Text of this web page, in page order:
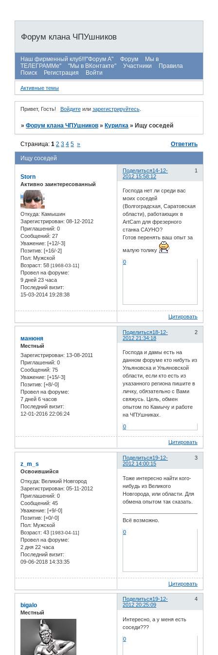
Форум клана ЧПУшников
Наш фирменный клуб!!!"Форум А" Форум
Мы в
ТЕЛЕГРАММе"
"Мы в ВКонтакте" Участники
Правила
Поиск
Регистрация Войти
Активные темы
Привет, Гость! Войдитеили зарегистрируйтесь.
»Форум клана ЧПУшников » Курилка » Ищу соседей
Ищу соседей
Страница:1 2 3 4 5 » Ответить
Поделиться 1
14-12-
2012 15:58:12
Storn
Активно заинтересованный
Откуда: Камышин
Зарегистрирован: 08-12-2012
Приглашений: 0
Сообщений: 27
Уважение: [+12/-3]
Позитив: [+16/-2]
Пол: Мужской
Возраст: 58 [1968-03-11]
Провел на форуме:
9 дней 23 часа
Последний визит:
15-03-2014 19:28:38
Господа нет ли среди вас
моих соседей
(Волгоградская, Саратовская
области), работающих в
ArtCam для фрезерного
станка САУНО?
Готов перенять ваш опыт за
малую толику
0
Цитировать
Поделиться 2
18-12-
2012 21:34:18
манюня
Местный
Зарегистрирован: 13-08-2011
Приглашений: 0
Сообщений: 75
Уважение: [+15/-3]
Позитив: [+8/-0]
Провел на форуме:
7 дней 6 часов
Последний визит:
12-01-2016 22:06:24
Господа и дамы есть на
данном форуме кто нибуть из
Ульяновска и Ульяновской
области, если кто есть из
указанного региона пишите в
личку, обязательно с Вами
свяжусь. Цель, обмен
опытом по Камычу и работе
на ЧПУшниках.
0
Цитировать
Поделиться 3
19-12-
2012 14:00:15
z_m_s
Освоившийся
Откуда: Великий Новгород
Зарегистрирован: 05-11-2012
Приглашений: 0
Сообщений: 45
Уважение: [+9/-0]
Позитив: [+0/-0]
Пол: Мужской
Возраст: 43 [1983-04-11]
Провел на форуме:
2 дня 22 часа
Последний визит:
09-06-2018 14:33:35
Тоже интересно найти кого-
нибудь из Великого
Новгорода, или области. Для
обмена опытом так сказать.
Всё возможно.
0
Цитировать
Поделиться 4
19-12-
2012 20:25:09
bigalo
Местный
Интересно, а у меня есть
соседи???
0